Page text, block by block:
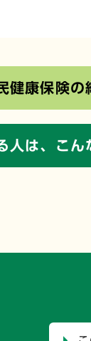
健康保険の
人は、 こん